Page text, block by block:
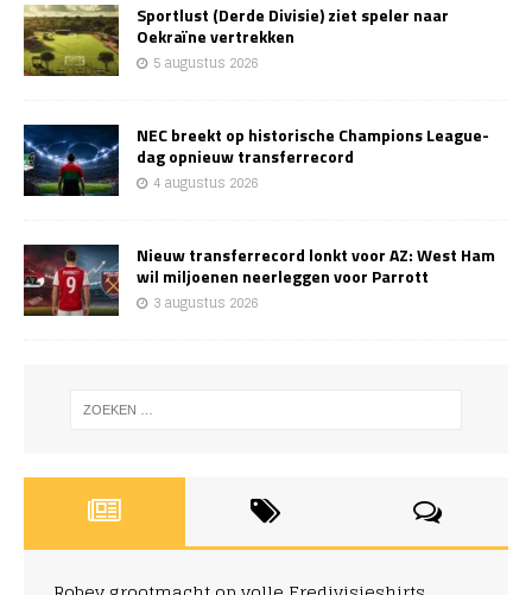
Sportlust (Derde Divisie) ziet speler naar
Oekraïne vertrekken
5 augustus 2026
NEC breekt op historische Champions League-
dag opnieuw transferrecord
4 augustus 2026
Nieuw transferrecord lonkt voor AZ: West Ham
wil miljoenen neerleggen voor Parrott
3 augustus 2026